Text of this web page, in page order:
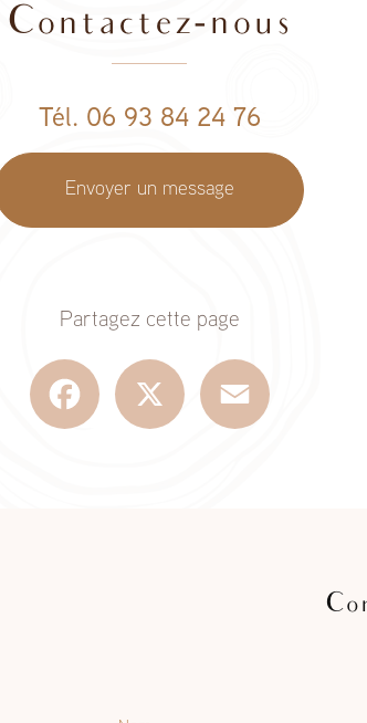
Contactez-nous
Tél. 06 93 84 24 76
Envoyer un message
Partagez cette page
Facebook
Nom